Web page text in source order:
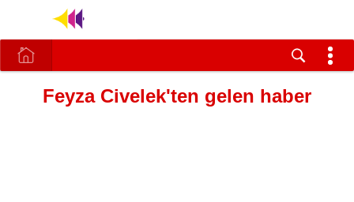
Feyza Civelek'ten gelen haber